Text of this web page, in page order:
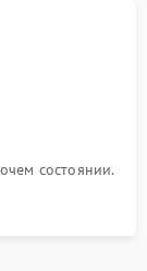
состоянии.